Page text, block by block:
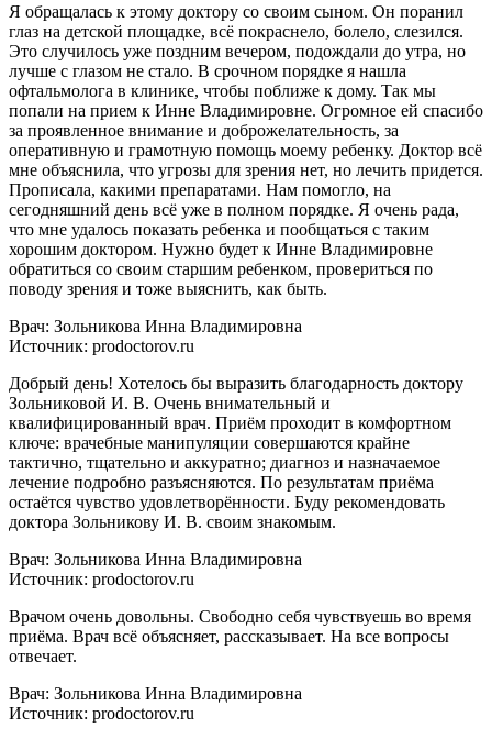
Я обращалась к этому доктору со своим сыном. Он поранил
глаз на детской площадке, всё покраснело, болело, слезился.
Это случилось уже поздним вечером, подождали до утра, но
лучше с глазом не стало. В срочном порядке я нашла
офтальмолога в клинике, чтобы поближе к дому. Так мы
попали на прием к Инне Владимировне. Огромное ей спасибо
за проявленное внимание и доброжелательность, за
оперативную и грамотную помощь моему ребенку. Доктор всё
мне объяснила, что угрозы для зрения нет, но лечить придется.
Прописала, какими препаратами. Нам помогло, на
сегодняшний день всё уже в полном порядке. Я очень рада,
что мне удалось показать ребенка и пообщаться с таким
хорошим доктором. Нужно будет к Инне Владимировне
обратиться со своим старшим ребенком, провериться по
поводу зрения и тоже выяснить, как быть.
Врач: Зольникова Инна Владимировна
Источник: prodoctorov.ru
Добрый день! Хотелось бы выразить благодарность доктору
Зольниковой И. В. Очень внимательный и
квалифицированный врач. Приём проходит в комфортном
ключе: врачебные манипуляции совершаются крайне
тактично, тщательно и аккуратно; диагноз и назначаемое
лечение подробно разъясняются. По результатам приёма
остаётся чувство удовлетворённости. Буду рекомендовать
доктора Зольникову И. В. своим знакомым.
Врач: Зольникова Инна Владимировна
Источник: prodoctorov.ru
Врачом очень довольны. Свободно себя чувствуешь во время
приёма. Врач всё объясняет, рассказывает. На все вопросы
отвечает.
Врач: Зольникова Инна Владимировна
Источник: prodoctorov.ru